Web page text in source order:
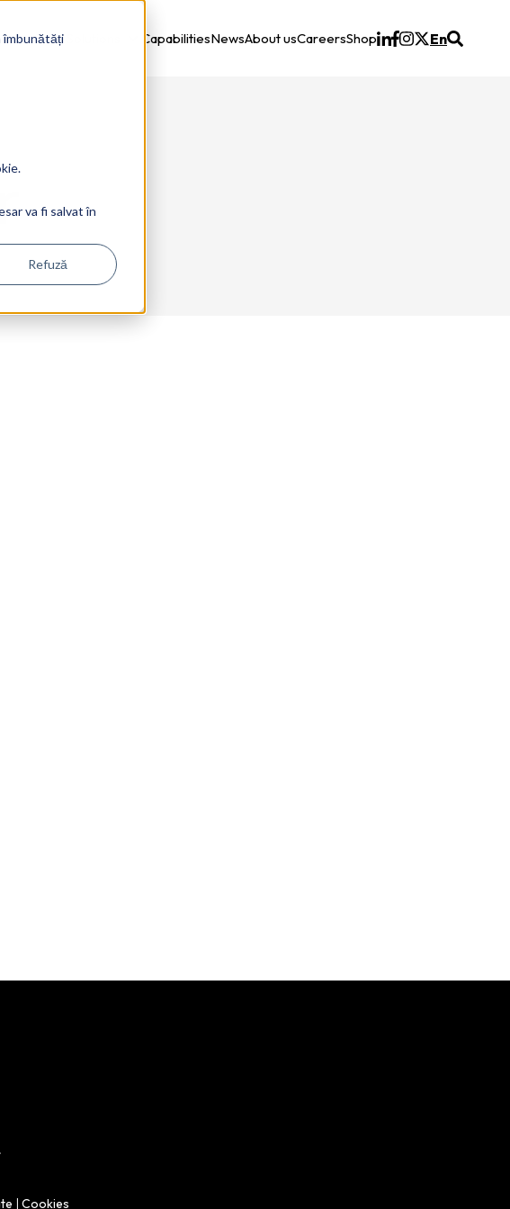
îmbunătăți
va fi salvat în
Refuză
Solutions
CapabilitiesNewsAbout usCareersShop En
| Cookies